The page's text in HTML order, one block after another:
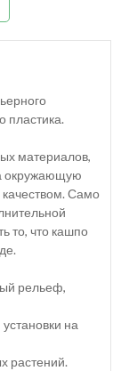
пластика.
материалов,
окружающую
качеством. Само
то, что кашпо
рельеф,
на
растений.